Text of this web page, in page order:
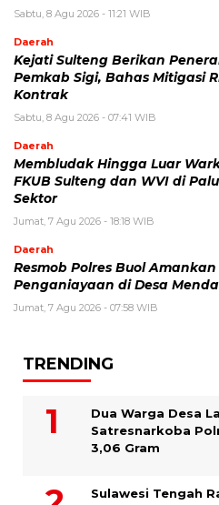
Sabtu, 8 Agu 2026 - 11:21 WIB
Daerah
Kejati Sulteng Berikan
Pemkab Sigi, Bahas Mitigasi
Kontrak
Sabtu, 8 Agu 2026 - 07:41 WIB
Daerah
Membludak Hingga Luar
FKUB Sulteng dan WVI di
Sektor
Jumat, 7 Agu 2026 - 18:18 WIB
Daerah
Resmob Polres Buol
Penganiayaan di Desa
Jumat, 7 Agu 2026 - 07:58 WIB
TRENDING
Dua Warga Desa
Satresnarkoba
3,06 Gram
Sulawesi Tengah